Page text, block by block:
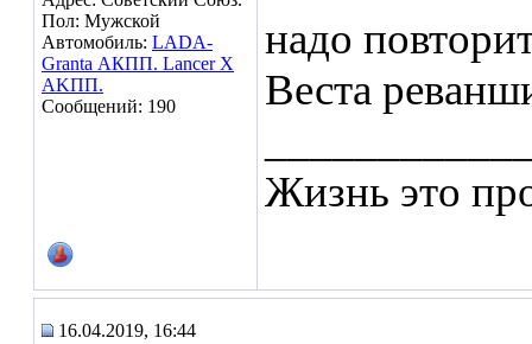
Пол: Мужской
Автомобиль: LADA-
Granta АКПП. Lancer X
AKПП.
Сообщений: 190
надо
Веста
Жизнь это
16.04.2019, 16:44